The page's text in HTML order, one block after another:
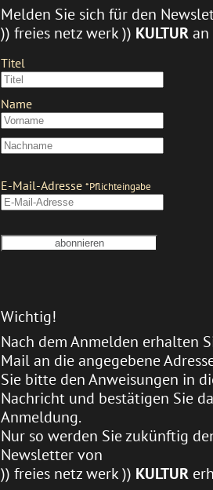
Melden Sie sich für den
)) freies netz werk )) KULTURan
Wichtig!
Nach dem Anmelden erhalten
Mail an die angegebene
Sie bitte den Anweisungen in
Nachricht und bestätigen Sie
Anmeldung.
Nur so werden Sie zukünftig
Newsletter von
)) freies netz werk )) KULTUR